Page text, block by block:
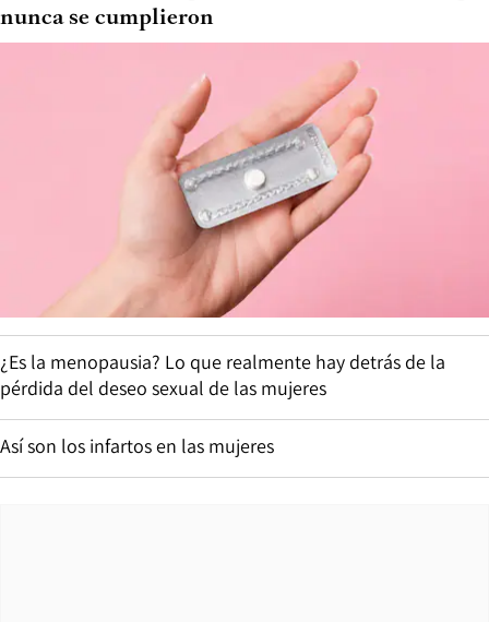
nunca se cumplieron
¿Es la menopausia? Lo que realmente hay detrás de la
pérdida del deseo sexual de las mujeres
Así son los infartos en las mujeres